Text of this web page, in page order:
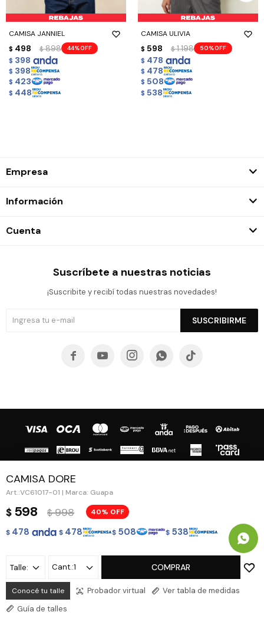
CAMISA DORE
VC61017-01 | Marca: Guapa
$ 598 $ 998 40
$ 478 $ 478 $ 508 $ 538
Talle:
Conocé tu talle Probador virtual
Ver tabla de medidas
Guía de talles
1 COMPRAR
CAMISA JANNIEL
$ 498 $ 898 44
$ 398
$ 398
$ 423
$ 448
CAMISA ULIVIA
$ 598 $ 1.198 50
$ 478
$ 478
$ 508
$ 538
Empresa
Información
Cuenta
Suscríbete a nuestras noticias
¡Suscribite y recibí todas nuestras novedades!
SUSCRIBIRME
    
© Copyright 2026 / Guapa - Paprika